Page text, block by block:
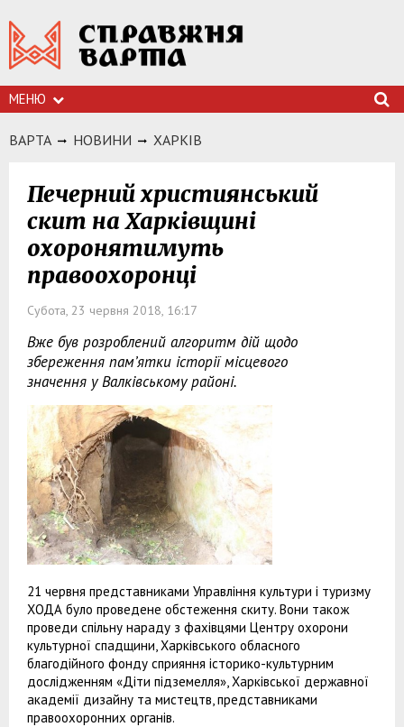
МЕНЮ
ВАРТА НОВИНИ ХАРКIВ
Печерний християнський
скит на Харківщині
охоронятимуть
правоохоронці
Субота, 23 червня 2018, 16:17
Вже був розроблений алгоритм дій щодо
збереження пам’ятки історії місцевого
значення у Валківському районі.
21 червня представниками Управління культури і туризму
ХОДА було проведене обстеження скиту. Вони також
проведи спільну нараду з фахівцями Центру охорони
культурної спадщини, Харківського обласного
благодійного фонду сприяння історико-культурним
дослідженням «Діти підземелля», Харківської державної
академії дизайну та мистецтв, представниками
правоохоронних органів.